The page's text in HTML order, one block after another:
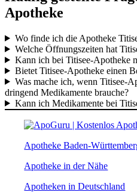
Apotheke
Wo finde ich die Apotheke
Welche Öffnungszeiten hat
Kann ich bei Titisee-Apotheke
Bietet Titisee-Apotheke einen
Was mache ich, wenn Titisee-
dringend Medikamente brauche?
Kann ich Medikamente bei
Apotheke Baden-
Apotheke in der Nähe
Apotheken in Deutschland